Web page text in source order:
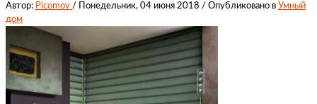
Автор: Picomov / Понедельник, 04 июня 2018 / Опубликовано в Умный
дом